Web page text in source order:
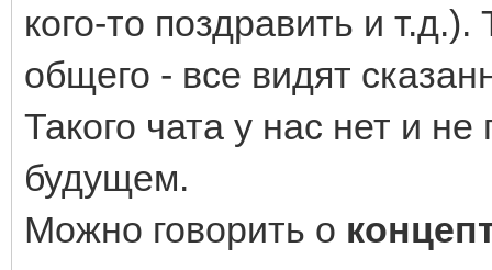
кого-то поздравить и
общего - все видят
Такого чата у нас нет и
будущем.
Можно говорить о